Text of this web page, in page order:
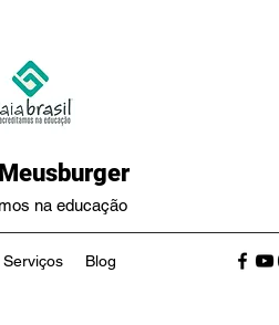
na educação
Serviços Blog